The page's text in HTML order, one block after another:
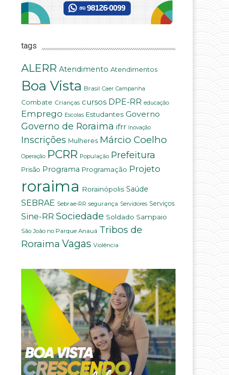
tags
ALERR Atendimento Atendimentos
Boa Vista Brasil Caer Campanha
Combate Crianças cursos DPE-RR educação
Emprego Escolas Estudantes Governo
Governo de Roraima ifrr Inovação
Inscrições Mulheres Márcio Coelho
Operação PCRR População Prefeitura
Prisão Programa Programação Projeto
roraima Rorainópolis Saúde
SEBRAE Sebrae-RR segurança Servidores Serviços
Sine-RR Sociedade Soldado Sampaio
São João no Parque Anauá Tribos de
Roraima Vagas Violência